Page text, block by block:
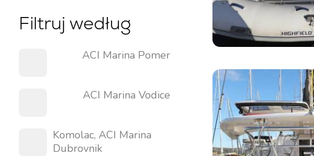
Filtruj według
ACI Marina Pomer
ACI Marina Vodice
Komolac, ACI Marina
Dubrovnik